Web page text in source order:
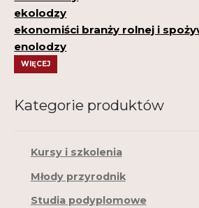
ekolodzy
ekonomiści branży rolnej i
enolodzy
WIĘCEJ
Kategorie produktów
Kursy i szkolenia
Młody przyrodnik
Studia podyplomowe